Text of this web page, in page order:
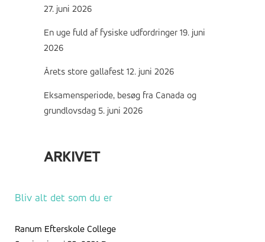
27. juni 2026
En uge fuld af fysiske udfordringer 19. juni
2026
Årets store gallafest 12. juni 2026
Eksamensperiode, besøg fra Canada og
grundlovsdag 5. juni 2026
ARKIVET
Bliv alt det som du er
Ranum Efterskole College